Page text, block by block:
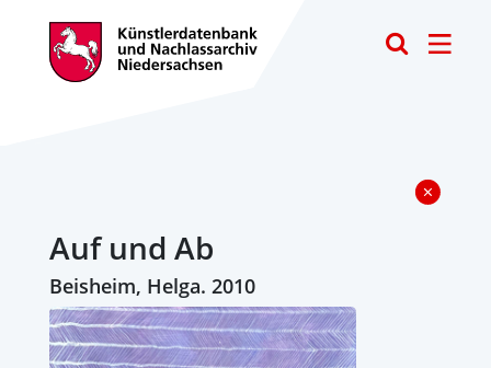
Auf und Ab
Beisheim, Helga. 2010